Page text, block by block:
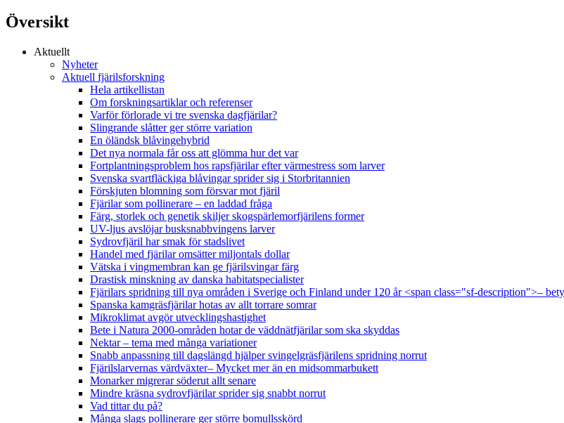
Översikt
Aktuellt
Nyheter
Aktuell fjärilsforskning
Hela artikellistan
Om forskningsartiklar och referenser
Varför förlorade vi tre svenska dagfjärilar?
Slingrande slåtter ger större variation
En öländsk blåvingehybrid
Det nya normala får oss att glömma hur det var
Fortplantningsproblem hos rapsfjärilar efter värmestress som larver
Svenska svartfläckiga blåvingar sprider sig i Storbritannien
Förskjuten blomning som försvar mot fjäril
Fjärilar som pollinerare – en laddad fråga
Färg, storlek och genetik skiljer skogspärlemorfjärilens former
UV-ljus avslöjar busksnabbvingens larver
Sydrovfjäril har smak för stadslivet
Handel med fjärilar omsätter miljontals dollar
Vätska i vingmembran kan ge fjärilsvingar färg
Drastisk minskning av danska habitatspecialister
Fjärilars spridning till nya områden i Sverige och Finland under 120 år <span class="sf-description">–
Spanska kamgräsfjärilar hotas av allt torrare somrar
Mikroklimat avgör utvecklingshastighet
Bete i Natura 2000-områden hotar de väddnätfjärilar som ska skyddas
Nektar – tema med många variationer
Snabb anpassning till dagslängd hjälper svingelgräsfjärilens spridning norrut
Fjärilslarvernas värdväxter– Mycket mer än en midsommarbukett
Monarker migrerar söderut allt senare
Mindre kräsna sydrovfjärilar sprider sig snabbt norrut
Vad tittar du på?
Många slags pollinerare ger större bomullsskörd